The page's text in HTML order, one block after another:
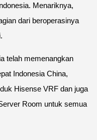
Menariknya,
dari beroperasinya
telah memenangkan
Indonesia China,
Hisense VRF dan juga
Room untuk semua